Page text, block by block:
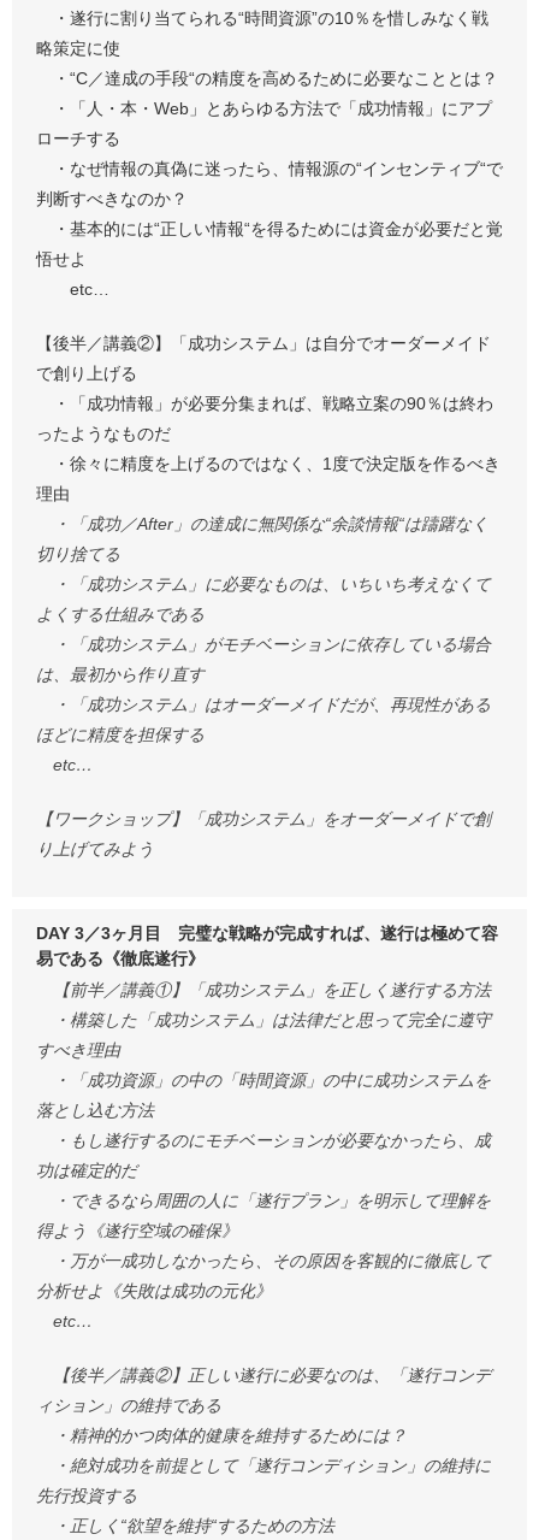
・遂行に割り当てられる“時間資源”の10％を惜しみなく戦
略策定に使
・“C／達成の手段“の精度を高めるために必要なこととは？
・「人・本・Web」とあらゆる方法で「成功情報」にアプ
ローチする
・なぜ情報の真偽に迷ったら、情報源の“インセンティブ“で
判断すべきなのか？
・基本的には“正しい情報“を得るためには資金が必要だと覚
悟せよ
etc…
【後半／講義②】「成功システム」は自分でオーダーメイド
で創り上げる
・「成功情報」が必要分集まれば、戦略立案の90％は終わ
ったようなものだ
・徐々に精度を上げるのではなく、1度で決定版を作るべき
理由
・「成功／After」の達成に無関係な“余談情報“は躊躇なく
切り捨てる
・「成功システム」に必要なものは、いちいち考えなくて
よくする仕組みである
・「成功システム」がモチベーションに依存している場合
は、最初から作り直す
・「成功システム」はオーダーメイドだが、再現性がある
ほどに精度を担保する
etc…
【ワークショップ】「成功システム」をオーダーメイドで創
り上げてみよう
DAY 3／3ヶ月目 完璧な戦略が完成すれば、遂行は極めて容
易である《徹底遂行》
【前半／講義①】「成功システム」を正しく遂行する方法
・構築した「成功システム」は法律だと思って完全に遵守
すべき理由
・「成功資源」の中の「時間資源」の中に成功システムを
落とし込む方法
・もし遂行するのにモチベーションが必要なかったら、成
功は確定的だ
・できるなら周囲の人に「遂行プラン」を明示して理解を
得よう《遂行空域の確保》
・万が一成功しなかったら、その原因を客観的に徹底して
分析せよ《失敗は成功の元化》
etc…
【後半／講義②】正しい遂行に必要なのは、「遂行コンデ
ィション」の維持である
・精神的かつ肉体的健康を維持するためには？
・絶対成功を前提として「遂行コンディション」の維持に
先行投資する
・正しく“欲望を維持“するための方法